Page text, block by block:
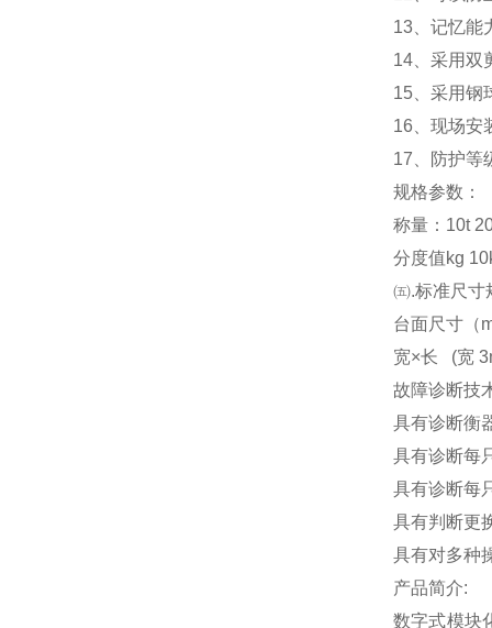
13 、记忆
14 、采用
15 、采用
16 、现场
17 、防护
规格参数：
称量：10t
分度值kg
㈤.标准尺寸
台面尺寸（
宽×长 (宽
故障诊断技
具有诊断衡
具有诊断每
具有诊断每
具有判断更
具有对多种
产品简介:
数字式模块